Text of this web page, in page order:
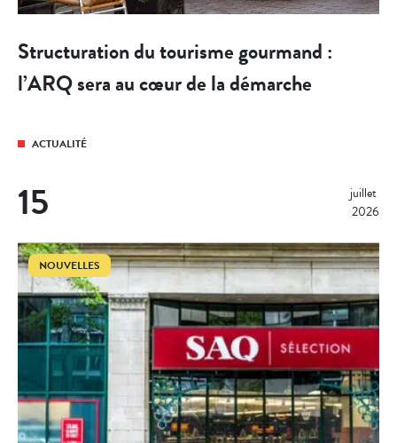
Structuration du tourisme gourmand :
l’ARQ sera au cœur de la démarche
ACTUALITÉ
15
juillet
2026
NOUVELLES